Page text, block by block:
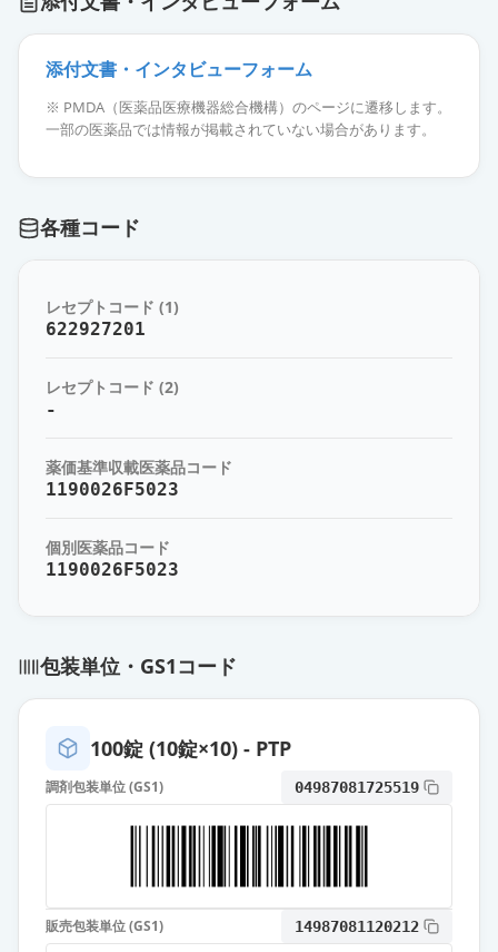
薬価 67.20 円
タリージェOD錠5mg
薬価 92.50 円
タリージェ錠10mg
タリージェOD錠10mg
タリージェ錠15mg
タリージェOD錠15mg
添付文書・インタビューフォーム
※ PMDA（医薬品医療機器総合機構）のページに遷移します。
一部の医薬品では情報が掲載されていない場合があります。
各種コード
レセプトコード (1)
622927201
レセプトコード (2)
-
薬価基準収載医薬品コード
1190026F5023
個別医薬品コード
1190026F5023
包装単位・GS1コード
100錠 (10錠×10) - PTP
調剤包装単位 (GS1) 04987081725519
販売包装単位 (GS1) 14987081120212